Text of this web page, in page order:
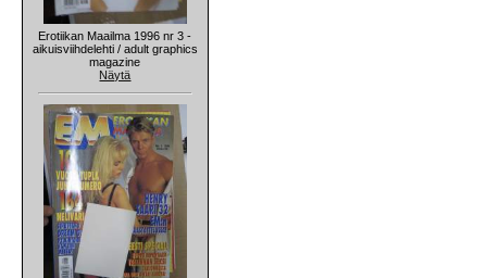
Erotiikan Maailma 1996 nr 3 -
aikuisviihdelehti / adult graphics
magazine
Näytä